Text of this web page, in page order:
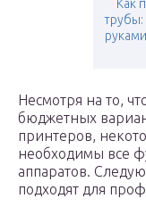
Как
трубы:
Несмотря на то,
бюджетных
принтеров,
необходимы все
аппаратов.
подходят для